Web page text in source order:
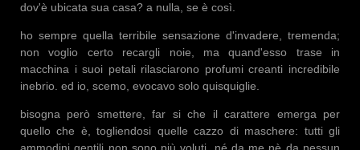
dov'è ubicata sua casa? a nulla, se è così.
ho sempre quella terribile sensazione d'invadere, tremenda;
non voglio certo recargli noie, ma quand'esso trase in
macchina i suoi petali rilasciarono profumi creanti incredibile
inebrio. ed io, scemo, evocavo solo quisquiglie.
bisogna però smettere, far si che il carattere emerga per
quello che è, togliendosi quelle cazzo di maschere: tutti gli